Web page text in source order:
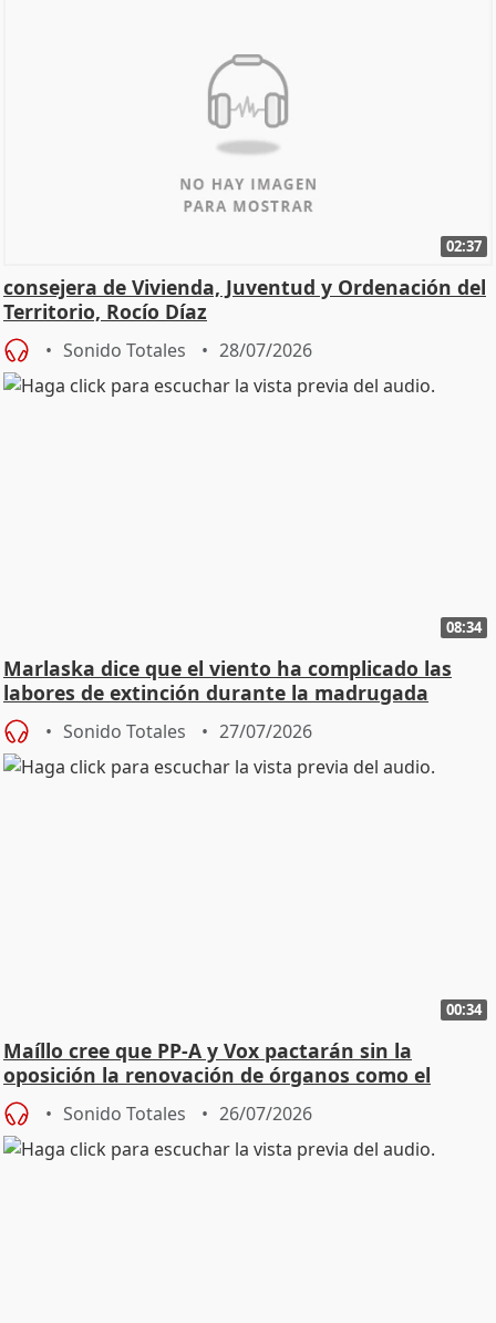
02:37
consejera de Vivienda, Juventud y Ordenación del
Territorio, Rocío Díaz
Sonido Totales 28/07/2026
08:34
Marlaska dice que el viento ha complicado las
labores de extinción durante la madrugada
Sonido Totales 27/07/2026
00:34
Maíllo cree que PP-A y Vox pactarán sin la
oposición la renovación de órganos como el
Defensor
Sonido Totales 26/07/2026